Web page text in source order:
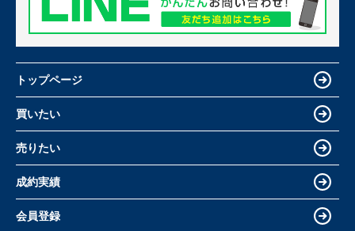
トップページ
買いたい
売りたい
成約実績
会員登録